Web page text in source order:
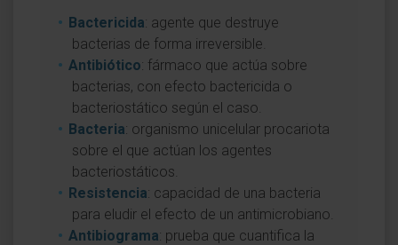
Bactericida: agente que destruye
bacterias de forma irreversible.
Antibiótico: fármaco que actúa sobre
bacterias, con efecto bactericida o
bacteriostático según el caso.
Bacteria: organismo unicelular procariota
sobre el que actúan los agentes
bacteriostáticos.
Resistencia: capacidad de una bacteria
para eludir el efecto de un antimicrobiano.
Antibiograma: prueba que cuantifica la